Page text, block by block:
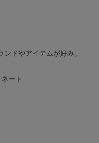
ンドやアイテムが好み。
ート